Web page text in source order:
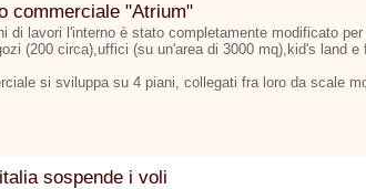
commerciale "Atrium"
di lavori l'interno è stato completamente modificato
(200 circa),uffici (su un'area di 3000 mq),kid's land e
si sviluppa su 4 piani, collegati fra loro da scale
sospende i voli